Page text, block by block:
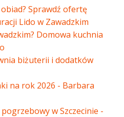
Sprawdź ofertę
Lido w Zawadzkim
Domowa kuchnia
biżuterii i dodatków
na rok 2026 - Barbara
w Szczecinie -